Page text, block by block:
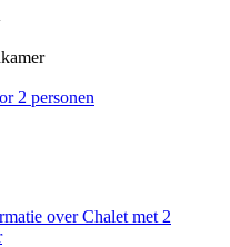
2 personen
over Chalet met 2